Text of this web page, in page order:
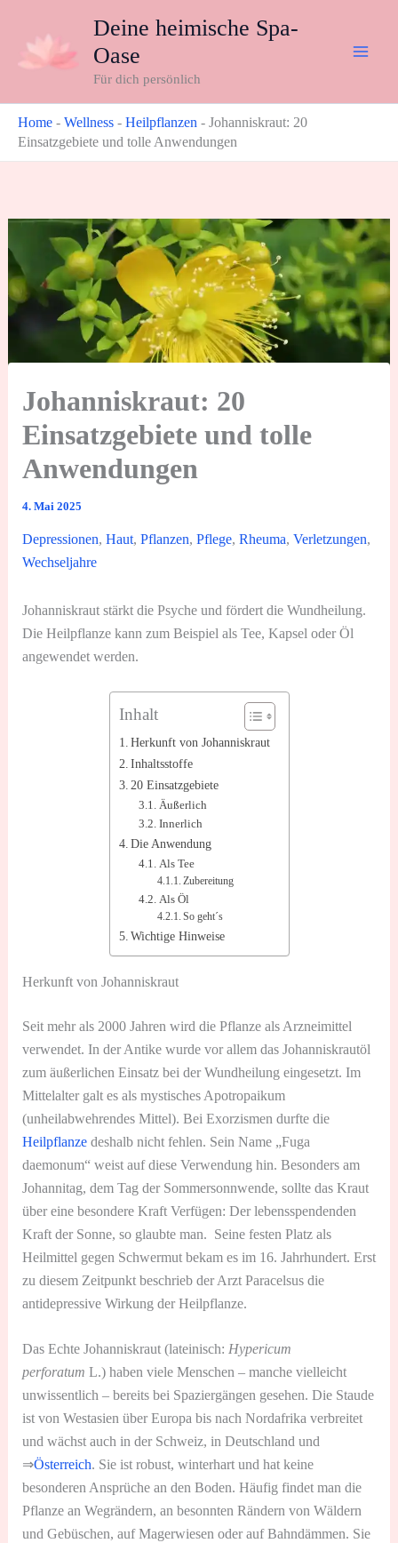
springen
Deine heimische Spa-
Oase
Für dich persönlich
Home - Wellness - Heilpflanzen - Johanniskraut: 20
Einsatzgebiete und tolle Anwendungen
Johanniskraut: 20
Einsatzgebiete und tolle
Anwendungen
4. Mai 2025
Depressionen, Haut, Pflanzen, Pflege, Rheuma, Verletzungen,
Wechseljahre
Johanniskraut stärkt die Psyche und fördert die Wundheilung.
Die Heilpflanze kann zum Beispiel als Tee, Kapsel oder Öl
angewendet werden.
Inhalt
Herkunft von Johanniskraut
Inhaltsstoffe
20 Einsatzgebiete
Äußerlich
Innerlich
Die Anwendung
Als Tee
Zubereitung
Als Öl
So geht´s
Wichtige Hinweise
Herkunft von Johanniskraut
Seit mehr als 2000 Jahren wird die Pflanze als Arzneimittel
verwendet. In der Antike wurde vor allem das Johanniskrautöl
zum äußerlichen Einsatz bei der Wundheilung eingesetzt. Im
Mittelalter galt es als mystisches Apotropaikum
(unheilabwehrendes Mittel). Bei Exorzismen durfte die
Heilpflanzedeshalb nicht fehlen. Sein Name „Fuga
daemonum“ weist auf diese Verwendung hin. Besonders am
Johannitag, dem Tag der Sommersonnwende, sollte das Kraut
über eine besondere Kraft Verfügen: Der lebensspendenden
Kraft der Sonne, so glaubte man. Seine festen Platz als
Heilmittel gegen Schwermut bekam es im 16. Jahrhundert. Erst
zu diesem Zeitpunkt beschrieb der Arzt Paracelsus die
antidepressive Wirkung der Heilpflanze.
Das Echte Johanniskraut (lateinisch: Hypericum
perforatum L.) haben viele Menschen – manche vielleicht
unwissentlich – bereits bei Spaziergängen gesehen. Die Staude
ist von Westasien über Europa bis nach Nordafrika verbreitet
und wächst auch in der Schweiz, in Deutschland und
⇒Österreich. Sie ist robust, winterhart und hat keine
besonderen Ansprüche an den Boden. Häufig findet man die
Pflanze an Wegrändern, an besonnten Rändern von Wäldern
und Gebüschen, auf Magerwiesen oder auf Bahndämmen. Sie